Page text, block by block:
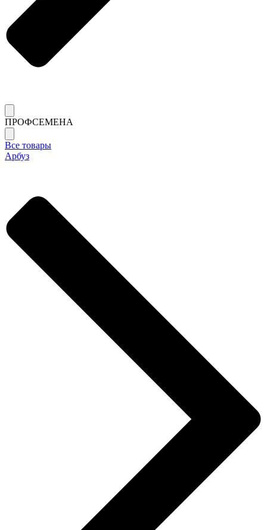
ПРОФСЕМЕНА
Все товары
Арбуз